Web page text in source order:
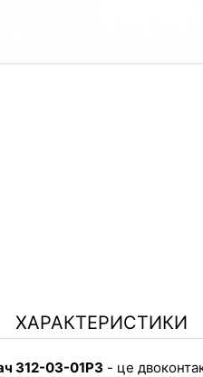
ХАРАКТЕРИСТИКИ
312-03-01P3 - це